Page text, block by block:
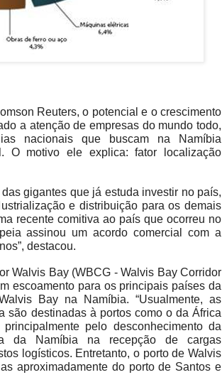
Reuters, o potencial e o crescimento
a atenção de empresas do mundo todo,
nacionais que buscam na Namíbia
O motivo ele explica: fator localização
gigantes que já estuda investir no país,
e distribuição para os demais
recente comitiva ao país que ocorreu no
assinou um acordo comercial com a
destacou.
Walvis Bay (WBCG - Walvis Bay Corridor
escoamento para os principais países da
Bay na Namíbia. “Usualmente, as
são destinadas à portos como o da África
pelo desconhecimento da
da Namíbia na recepção de cargas
logísticos. Entretanto, o porto de Walvis
aproximadamente do porto de Santos e